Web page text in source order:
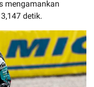
mengamankan
detik.